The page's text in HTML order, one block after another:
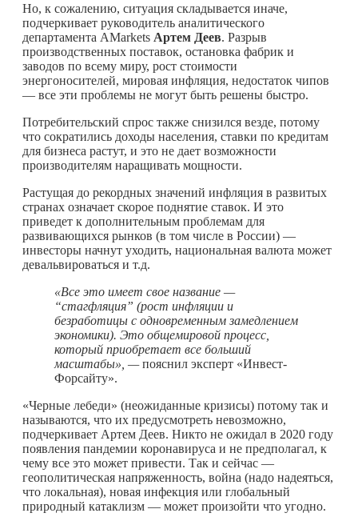
Но, к сожалению, ситуация складывается иначе,
подчеркивает руководитель аналитического
департамента AMarkets Артем Деев. Разрыв
производственных поставок, остановка фабрик и
заводов по всему миру, рост стоимости
энергоносителей, мировая инфляция, недостаток чипов
— все эти проблемы не могут быть решены быстро.
Потребительский спрос также снизился везде, потому
что сократились доходы населения, ставки по кредитам
для бизнеса растут, и это не дает возможности
производителям наращивать мощности.
Растущая до рекордных значений инфляция в развитых
странах означает скорое поднятие ставок. И это
приведет к дополнительным проблемам для
развивающихся рынков (в том числе в России) —
инвесторы начнут уходить, национальная валюта может
девальвироваться и т.д.
«Все это имеет свое название —
“стагфляция” (рост инфляции и
безработицы с одновременным замедлением
экономики). Это общемировой процесс,
который приобретает все больший
масштабы», —пояснил эксперт «Инвест-
Форсайту».
«Черные лебеди» (неожиданные кризисы) потому так и
называются, что их предусмотреть невозможно,
подчеркивает Артем Деев. Никто не ожидал в 2020 году
появления пандемии коронавируса и не предполагал, к
чему все это может привести. Так и сейчас —
геополитическая напряженность, война (надо надеяться,
что локальная), новая инфекция или глобальный
природный катаклизм — может произойти что угодно.